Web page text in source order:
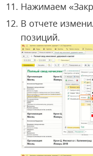
Нажимаем
В отчете
позиций.